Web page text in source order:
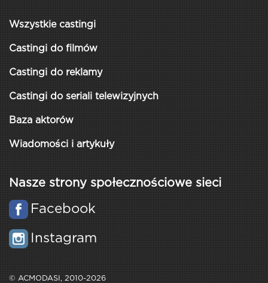
Wszystkie castingi
Castingi do filmów
Castingi do reklamy
Castingi do seriali telewizyjnych
Baza aktorów
Wiadomości i artykuły
Nasze strony społecznościowe sieci
Facebook
Instagram
© ACMODASI, 2010-2026